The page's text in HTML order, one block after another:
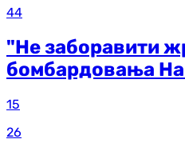
44
"Не заборавити
бомбардовања
15
26